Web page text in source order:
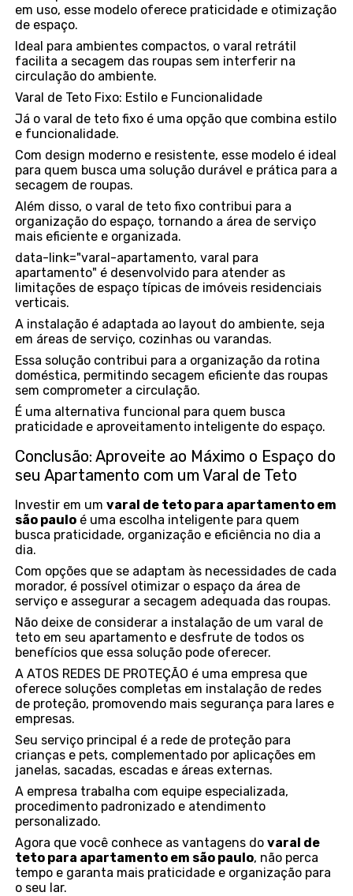
em uso, esse modelo oferece praticidade e otimização
de espaço.
Ideal para ambientes compactos, o varal retrátil
facilita a secagem das roupas sem interferir na
circulação do ambiente.
Varal de Teto Fixo: Estilo e Funcionalidade
Já o varal de teto fixo é uma opção que combina estilo
e funcionalidade.
Com design moderno e resistente, esse modelo é ideal
para quem busca uma solução durável e prática para a
secagem de roupas.
Além disso, o varal de teto fixo contribui para a
organização do espaço, tornando a área de serviço
mais eficiente e organizada.
data-link="varal-apartamento, varal para
apartamento" é desenvolvido para atender as
limitações de espaço típicas de imóveis residenciais
verticais.
A instalação é adaptada ao layout do ambiente, seja
em áreas de serviço, cozinhas ou varandas.
Essa solução contribui para a organização da rotina
doméstica, permitindo secagem eficiente das roupas
sem comprometer a circulação.
É uma alternativa funcional para quem busca
praticidade e aproveitamento inteligente do espaço.
Conclusão: Aproveite ao Máximo o Espaço do
seu Apartamento com um Varal de Teto
Investir em umvaral de teto para apartamento em
são paulo é uma escolha inteligente para quem
busca praticidade, organização e eficiência no dia a
dia.
Com opções que se adaptam às necessidades de cada
morador, é possível otimizar o espaço da área de
serviço e assegurar a secagem adequada das roupas.
Não deixe de considerar a instalação de um varal de
teto em seu apartamento e desfrute de todos os
benefícios que essa solução pode oferecer.
A ATOS REDES DE PROTEÇÃO é uma empresa que
oferece soluções completas em instalação de redes
de proteção, promovendo mais segurança para lares e
empresas.
Seu serviço principal é a rede de proteção para
crianças e pets, complementado por aplicações em
janelas, sacadas, escadas e áreas externas.
A empresa trabalha com equipe especializada,
procedimento padronizado e atendimento
personalizado.
Agora que você conhece as vantagens dovaral de
teto para apartamento em são paulo, não perca
tempo e garanta mais praticidade e organização para
o seu lar.